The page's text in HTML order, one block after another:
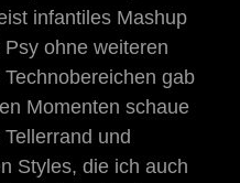
infantiles Mashup
ohne weiteren
gab
Momenten schaue
und
Styles, die ich auch